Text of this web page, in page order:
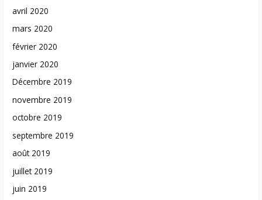
avril 2020
mars 2020
février 2020
janvier 2020
Décembre 2019
novembre 2019
octobre 2019
septembre 2019
août 2019
juillet 2019
juin 2019